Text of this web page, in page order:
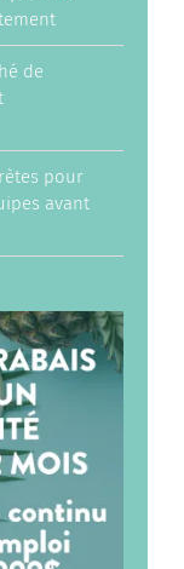
de
pour
avant